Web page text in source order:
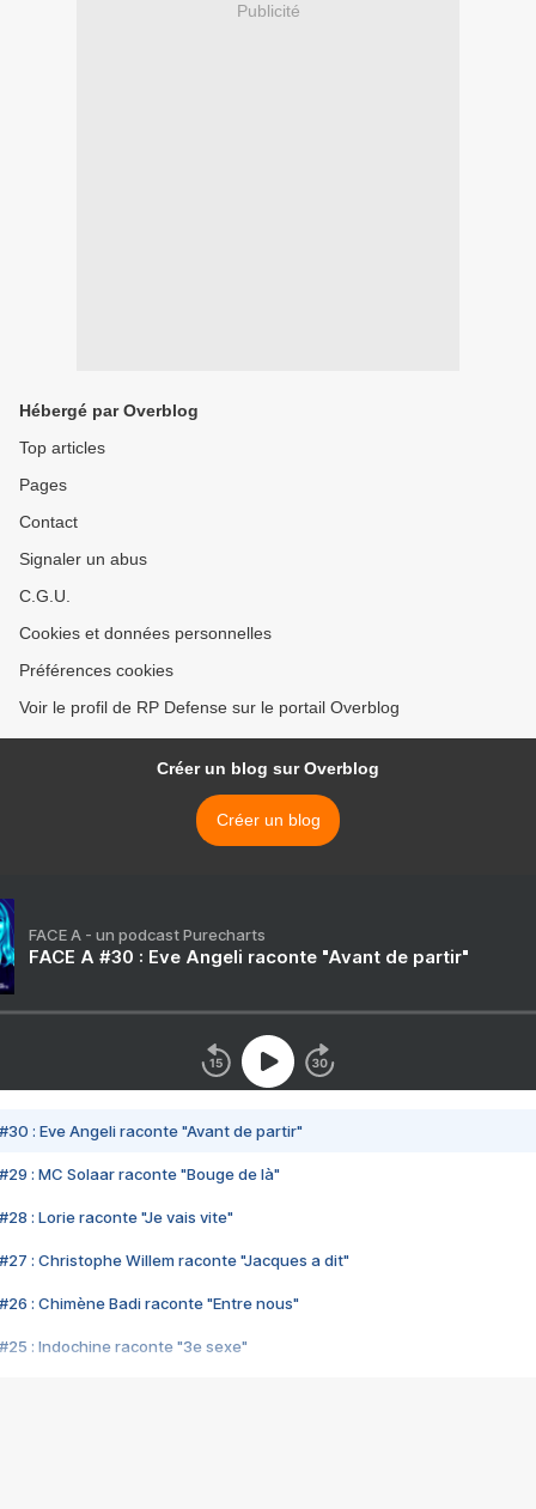
Publicité
Hébergé par Overblog
Top articles
Pages
Contact
Signaler un abus
C.G.U.
Cookies et données personnelles
Préférences cookies
Voir le profil de RP Defense sur le portail Overblog
Créer un blog sur Overblog
Créer un blog
FACE A - un podcast Purecharts
FACE A #30 : Eve Angeli raconte "Avant de partir"
#30 : Eve Angeli raconte "Avant de partir"
#29 : MC Solaar raconte "Bouge de là"
#28 : Lorie raconte "Je vais vite"
#27 : Christophe Willem raconte "Jacques a dit"
#26 : Chimène Badi raconte "Entre nous"
#25 : Indochine raconte "3e sexe"